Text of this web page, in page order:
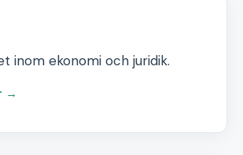
inom ekonomi och juridik.
→